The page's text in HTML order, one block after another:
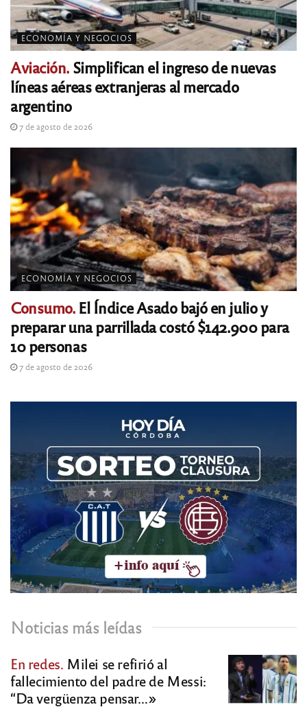
ECONOMÍA Y NEGOCIOS
Aviación. Simplifican el ingreso de nuevas
líneas aéreas extranjeras al mercado
argentino
7 de agosto de 2026
ECONOMÍA Y NEGOCIOS
Consumo.El Índice Asado bajó en julio y
preparar una parrillada costó $142.900 para
10 personas
7 de agosto de 2026
Noticias más leídas
En redes. Milei se refirió al
fallecimiento del padre de Messi:
“Da vergüenza pensar…»